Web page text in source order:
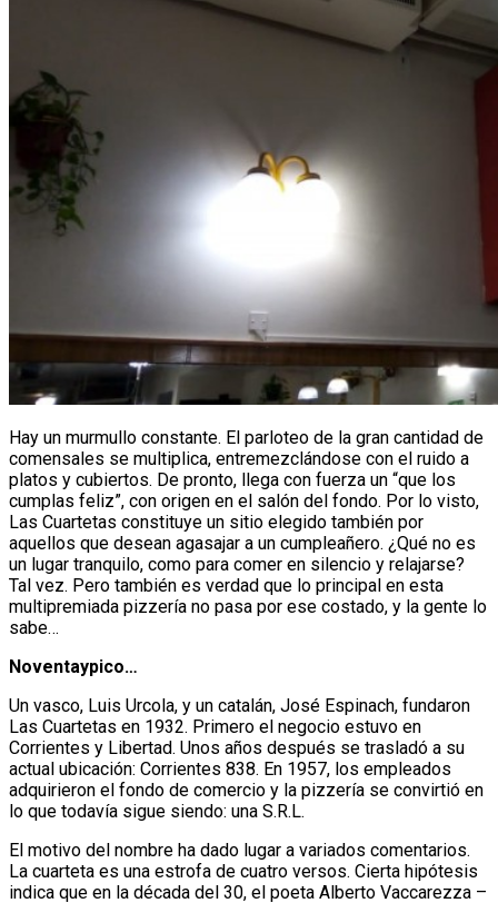
Hay un murmullo constante. El parloteo de la gran cantidad de
comensales se multiplica, entremezclándose con el ruido a
platos y cubiertos. De pronto, llega con fuerza un “que los
cumplas feliz”, con origen en el salón del fondo. Por lo visto,
Las Cuartetas constituye un sitio elegido también por
aquellos que desean agasajar a un cumpleañero. ¿Qué no es
un lugar tranquilo, como para comer en silencio y relajarse?
Tal vez. Pero también es verdad que lo principal en esta
multipremiada pizzería no pasa por ese costado, y la gente lo
sabe…
Noventaypico…
Un vasco, Luis Urcola, y un catalán, José Espinach, fundaron
Las Cuartetas en 1932. Primero el negocio estuvo en
Corrientes y Libertad. Unos años después se trasladó a su
actual ubicación: Corrientes 838. En 1957, los empleados
adquirieron el fondo de comercio y la pizzería se convirtió en
lo que todavía sigue siendo: una S.R.L.
El motivo del nombre ha dado lugar a variados comentarios.
La cuarteta es una estrofa de cuatro versos. Cierta hipótesis
indica que en la década del 30, el poeta Alberto Vaccarezza –